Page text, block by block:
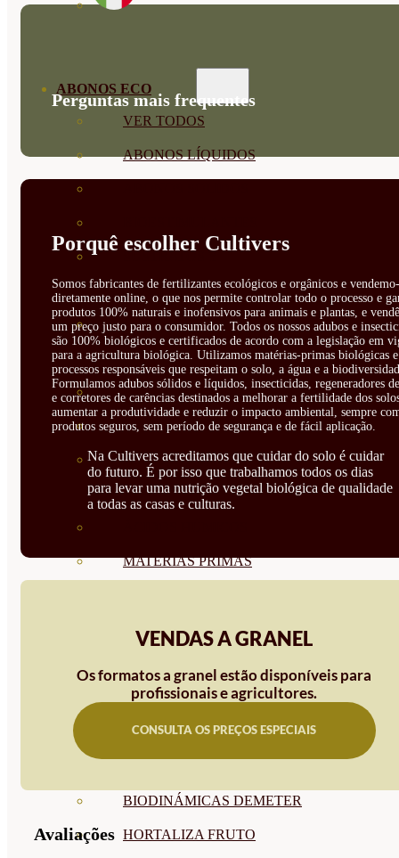
ABONOS ECO
VER TODOS
ABONOS LÍQUIDOS
DECORATIVAS
CORRECTORES DE
CARENCIAS
ENRAIZANTES
MADURACIÓN Y ENGORDE
REGENERADORES DEL
SUELO
MATERIAS PRIMAS
PLANTAS
GROWPUNCH
SEMILLAS
BIODINÁMICAS DEMETER
HORTALIZA FRUTO
Perguntas mais frequentes
Porquê escolher Cultivers
Somos fabricantes de fertilizantes ecológicos e orgânicos e
diretamente online, o que nos permite controlar todo o processo e
produtos 100% naturais e inofensivos para animais e plantas, e
um preço justo para o consumidor. Todos os nossos adubos e
são 100% biológicos e certificados de acordo com a legislação em
para a agricultura biológica. Utilizamos matérias-primas biológicas e
processos responsáveis que respeitam o solo, a água e a
Formulamos adubos sólidos e líquidos, insecticidas, regeneradores
e corretores de carências destinados a melhorar a fertilidade dos
aumentar a produtividade e reduzir o impacto ambiental, sempre
produtos seguros, sem período de segurança e de fácil aplicação.
Na Cultivers acreditamos que cuidar do solo é cuidar
do futuro. É por isso que trabalhamos todos os dias
para levar uma nutrição vegetal biológica de qualidade
a todas as casas e culturas.
VENDAS A GRANEL
Os formatos a granel estão disponíveis para
profissionais e agricultores.
CONSULTA OS PREÇOS ESPECIAIS
Avaliações